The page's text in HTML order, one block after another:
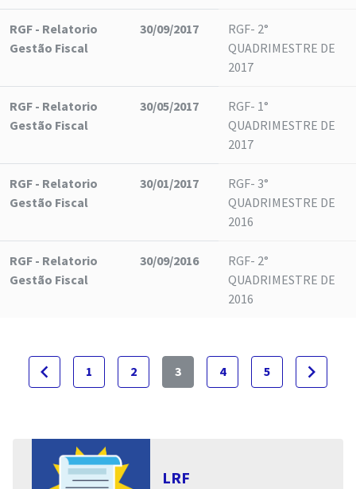
RGF - Relatorio
Gestão Fiscal
30/09/2017
RGF- 2°
QUADRIMESTRE DE
2017
RGF - Relatorio
Gestão Fiscal
30/05/2017
RGF- 1°
QUADRIMESTRE DE
2017
RGF - Relatorio
Gestão Fiscal
30/01/2017
RGF- 3°
QUADRIMESTRE DE
2016
RGF - Relatorio
Gestão Fiscal
30/09/2016
RGF- 2°
QUADRIMESTRE DE
2016
navigate_before 1 2 3 4 5 navigate_next
LRF